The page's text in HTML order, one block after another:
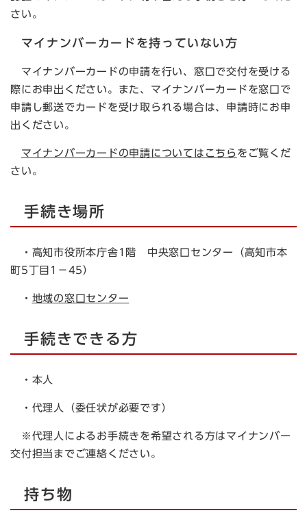
さい。
マイナンバーカードを持っていない方
マイナンバーカードの申請を行い、窓口で交付を受ける
際にお申出ください。また、マイナンバーカードを窓口で
申請し郵送でカードを受け取られる場合は、申請時にお申
出ください。
マイナンバーカードの申請についてはこちら をご覧くだ
さい。
手続き場所
・高知市役所本庁舎1階 中央窓口センター（高知市本
町5丁目1－45）
・ 地域の窓口センター
手続きできる方
・本人
・代理人（委任状が必要です）
※代理人によるお手続きを希望される方はマイナンバー
交付担当までご連絡ください。
持ち物